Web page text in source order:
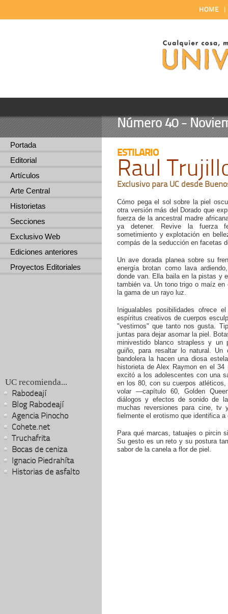
HOME
Número 40 -
Portada
Editorial
Artículos
Arte Central
Historietas
Secciones
Exclusivo Web
Ediciones anteriores
Proyectos Editoriales
UC recomienda...
Rabodeají
Blog Rabodeají
Agencia Pinocho
Cohete.net
Truchafrita
Bocas de ceniza
Ignacio Piedrahíta
Historias de asfalto
ESTILARIO
Raul
Exclusivo para UC desde
Cómo pega el sol sobre la piel
otra versión más del Dorado que
fuerza de la ancestral madre
ya detener. Revive la fuerza
sometimiento y explotación en
compás de la seducción en facetas
Un ave dorada planea sobre su
energía brotan como lava
donde van. Ella baila en la pistas y
también va. Un tono trigo o maíz
la gama de un rayo luz.
Inigualables posibilidades ofrece
espíritus creativos de cuerpos
"vestirnos" que tanto nos gusta.
juntas para dejar asomar la piel.
minivestido blanco strapless y
guiño, para resaltar lo natural.
bandolera la hacen una diosa
historieta de Alex Raymon en el
excitó a los adolescentes con una
en los 80, con su cuerpos
volar —capítulo 60, Golden
diálogos y efectos de sonido de
muchas reversiones para cine, tv
fielmente el erotismo que identifica
Para qué marcas, tatuajes o pircin
Su gesto es un reto y su postura
sabor de la canela a flor de piel.